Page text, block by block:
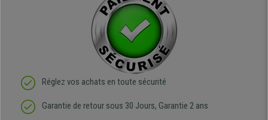
Réglez vos achats en toute sécurité
Garantie de retour sous 30 Jours, Garantie 2 ans